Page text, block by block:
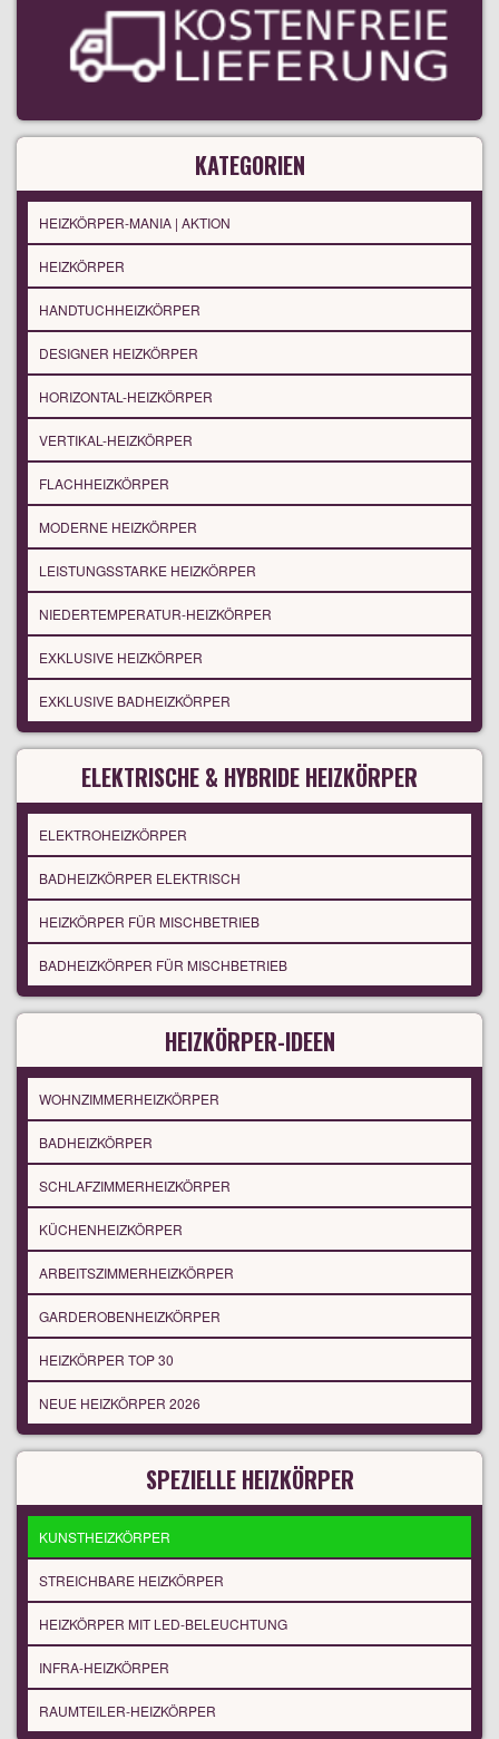
KATEGORIEN
HEIZKÖRPER-MANIA | AKTION
HEIZKÖRPER
HANDTUCHHEIZKÖRPER
DESIGNER HEIZKÖRPER
HORIZONTAL-HEIZKÖRPER
VERTIKAL-HEIZKÖRPER
FLACHHEIZKÖRPER
MODERNE HEIZKÖRPER
LEISTUNGSSTARKE HEIZKÖRPER
NIEDERTEMPERATUR-HEIZKÖRPER
EXKLUSIVE HEIZKÖRPER
EXKLUSIVE BADHEIZKÖRPER
ELEKTRISCHE & HYBRIDE HEIZKÖRPER
ELEKTROHEIZKÖRPER
BADHEIZKÖRPER ELEKTRISCH
HEIZKÖRPER FÜR MISCHBETRIEB
BADHEIZKÖRPER FÜR MISCHBETRIEB
HEIZKÖRPER-IDEEN
WOHNZIMMERHEIZKÖRPER
BADHEIZKÖRPER
SCHLAFZIMMERHEIZKÖRPER
KÜCHENHEIZKÖRPER
ARBEITSZIMMERHEIZKÖRPER
GARDEROBENHEIZKÖRPER
HEIZKÖRPER TOP 30
NEUE HEIZKÖRPER 2026
SPEZIELLE HEIZKÖRPER
KUNSTHEIZKÖRPER
STREICHBARE HEIZKÖRPER
HEIZKÖRPER MIT LED-BELEUCHTUNG
INFRA-HEIZKÖRPER
RAUMTEILER-HEIZKÖRPER